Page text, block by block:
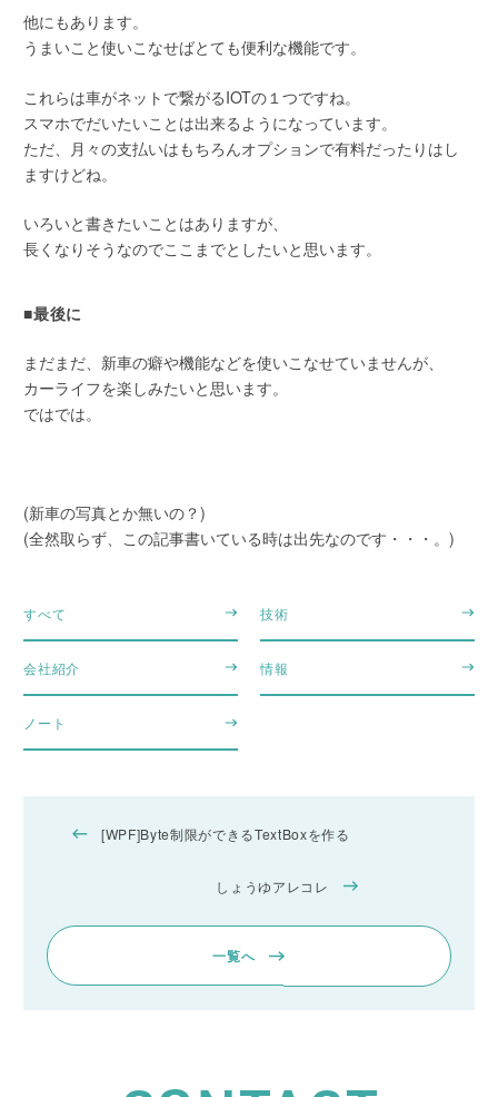
他にもあります。
うまいこと使いこなせばとても便利な機能です。
これらは車がネットで繋がるIOTの１つですね。
スマホでだいたいことは出来るようになっています。
ただ、月々の支払いはもちろんオプションで有料だったりはし
ますけどね。
いろいと書きたいことはありますが、
長くなりそうなのでここまでとしたいと思います。
■最後に
まだまだ、新車の癖や機能などを使いこなせていませんが、
カーライフを楽しみたいと思います。
ではでは。
(新車の写真とか無いの？)
(全然取らず、この記事書いている時は出先なのです・・・。)
すべて 技術
会社紹介 情報
ノート
[WPF]Byte制限ができるTextBoxを作る
しょうゆアレコレ
一覧へ